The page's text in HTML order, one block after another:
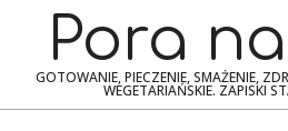
content
NavigationPora
GOTOWANIE, PIECZENIE, SMAŻENIE,
WEGETARIAŃSKIE. ZAPISKI